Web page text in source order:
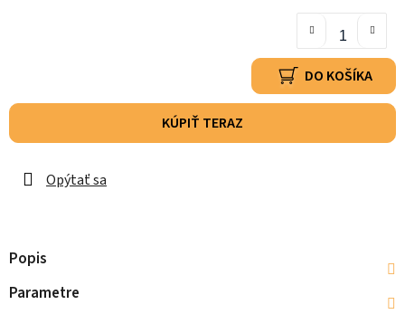
DO KOŠÍKA
KÚPIŤ TERAZ
Opýtať sa
Popis
Parametre